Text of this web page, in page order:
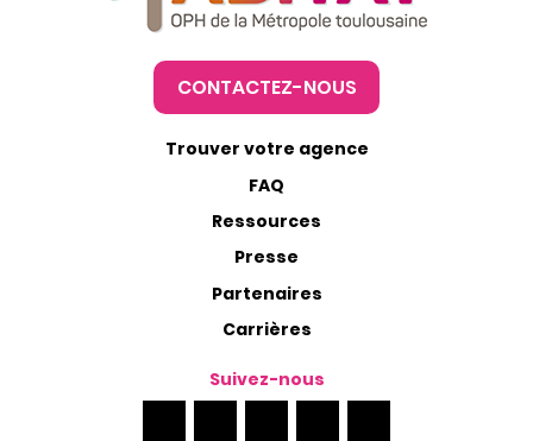
CONTACTEZ-NOUS
Trouver votre agence
FAQ
Ressources
Presse
Partenaires
Carrières
Suivez-nous